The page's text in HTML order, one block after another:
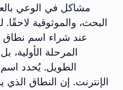
مشاكل في الوعي
البحث، والموثوقية
عند شراء اسم نطاق
المرحلة الأولية،
الطويل. يُحدد
الإنترنت. إن النطاق